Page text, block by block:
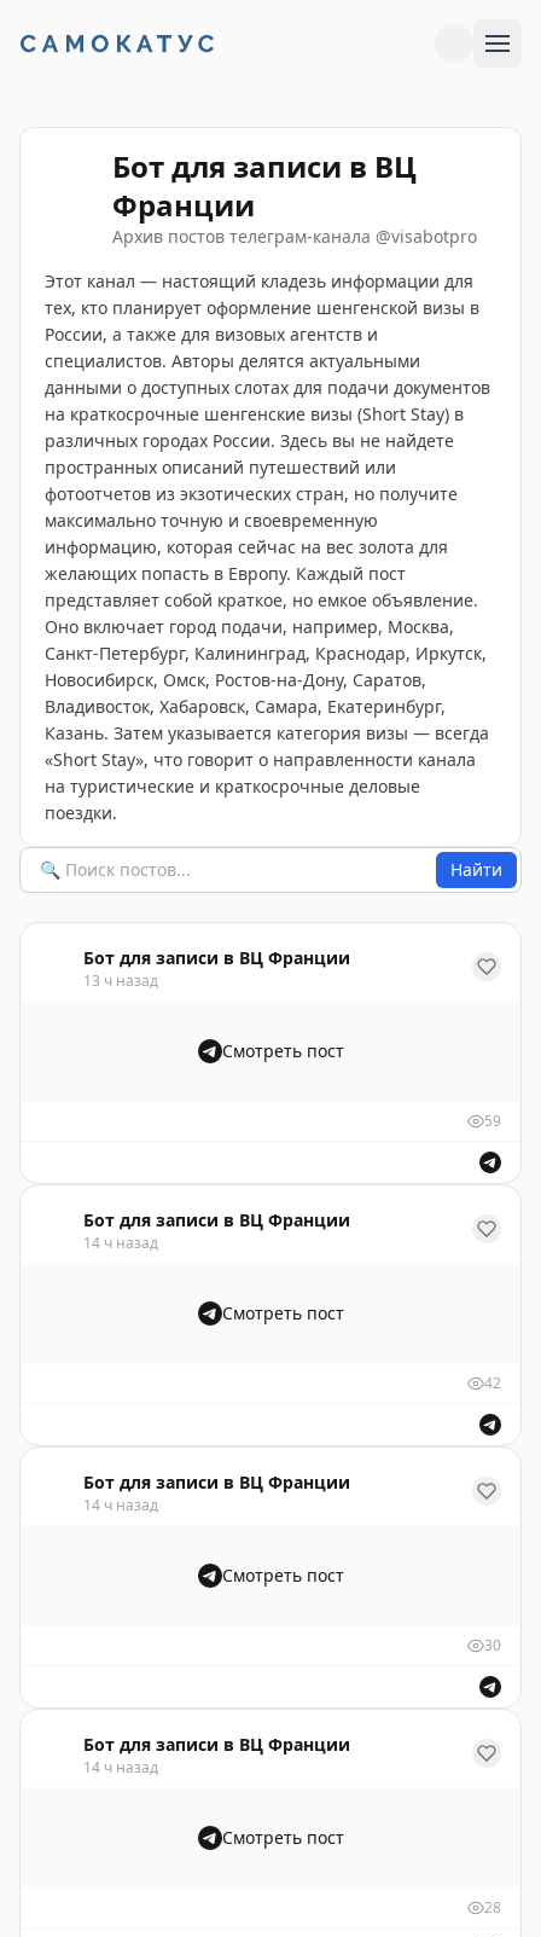
Бот для записи в ВЦ
Франции
Архив постов телеграм-канала @visabotpro
Этот канал — настоящий кладезь информации для
тех, кто планирует оформление шенгенской визы в
России, а также для визовых агентств и
специалистов. Авторы делятся актуальными
данными о доступных слотах для подачи документов
на краткосрочные шенгенские визы (Short Stay) в
различных городах России. Здесь вы не найдете
пространных описаний путешествий или
фотоотчетов из экзотических стран, но получите
максимально точную и своевременную
информацию, которая сейчас на вес золота для
желающих попасть в Европу. Каждый пост
представляет собой краткое, но емкое объявление.
Оно включает город подачи, например, Москва,
Санкт-Петербург, Калининград, Краснодар, Иркутск,
Новосибирск, Омск, Ростов-на-Дону, Саратов,
Владивосток, Хабаровск, Самара, Екатеринбург,
Казань. Затем указывается категория визы — всегда
«Short Stay», что говорит о направленности канала
на туристические и краткосрочные деловые
поездки.
Найти
Бот для записи в ВЦ Франции
13 ч назад
Смотреть пост
59
Бот для записи в ВЦ Франции
14 ч назад
Смотреть пост
42
Бот для записи в ВЦ Франции
14 ч назад
Смотреть пост
30
Бот для записи в ВЦ Франции
14 ч назад
Смотреть пост
28